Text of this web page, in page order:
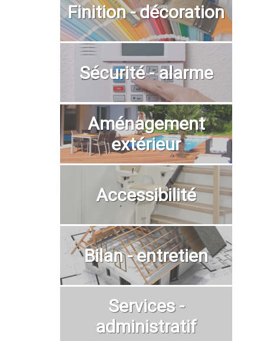
Finition - décoration
Sécurité - alarme
Aménagement
extérieur
Accessibilité
Bilan - entretien
Services -
administratif